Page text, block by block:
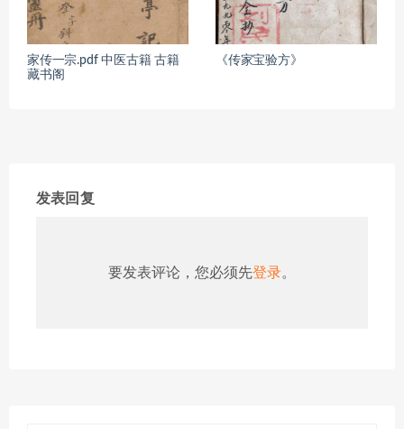
家传一宗.pdf 中医古籍 古籍
藏书阁
《传家宝验方》
发表回复
要发表评论，您必须先登录。